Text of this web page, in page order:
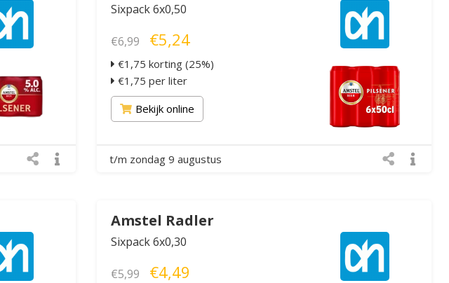
Sixpack 6x0,50
€6,99 €5,24
€1,75 korting (25%)
€1,75 per liter
Bekijk online
t/m zondag 9 augustus
Amstel Radler
Sixpack 6x0,30
€5,99 €4,49